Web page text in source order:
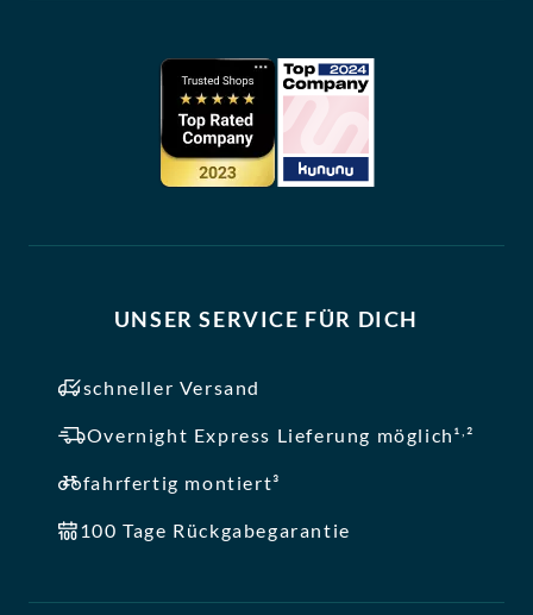
UNSER SERVICE FÜR DICH
schneller Versand
Overnight Express Lieferung möglich¹ ,²
fahrfertig montiert³
100 Tage Rückgabegarantie